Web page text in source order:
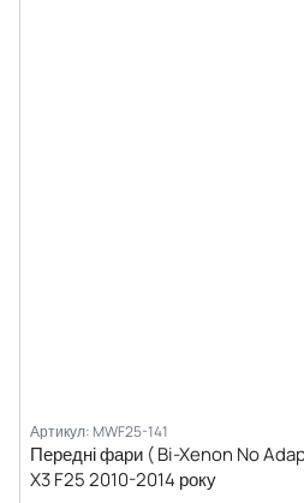
Артикул: MWF25-141
Передні фари ( Bi-Xenon No
X3 F25 2010-2014 року